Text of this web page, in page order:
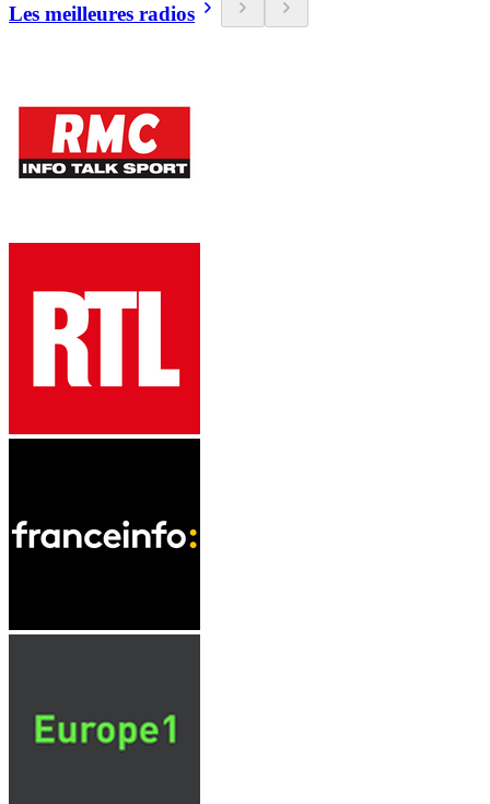
Les meilleures radios